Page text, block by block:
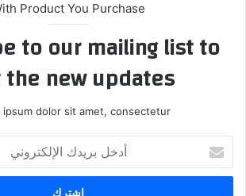
Product You Purchase
to our mailing list to
new updates!
ipsum dolor sit amet, consectetur.
بريدك
الإلكتروني